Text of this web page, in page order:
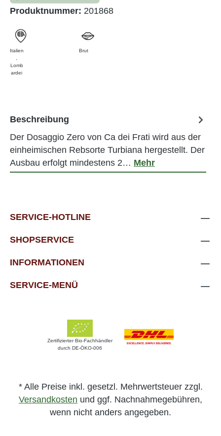
Produktnummer: 201868
Italien
Lomb
ardei
Brut
Beschreibung
Der Dosaggio Zero von Ca dei Frati wird aus der
einheimischen Rebsorte Turbiana hergestellt. Der
Ausbau erfolgt mindestens 2… Mehr
SERVICE-HOTLINE
SHOPSERVICE
INFORMATIONEN
SERVICE-MENÜ
Zertifizierter Bio-Fachhändler
durch DE-ÖKO-006
* Alle Preise inkl. gesetzl. Mehrwertsteuer zzgl.
Versandkosten und ggf. Nachnahmegebühren,
wenn nicht anders angegeben.